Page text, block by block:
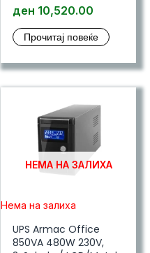
ден 10,520.00
Прочитај повеќе
НЕМА НА ЗАЛИХА
Нема на залиха
UPS Armac Office
850VA 480W 230V,